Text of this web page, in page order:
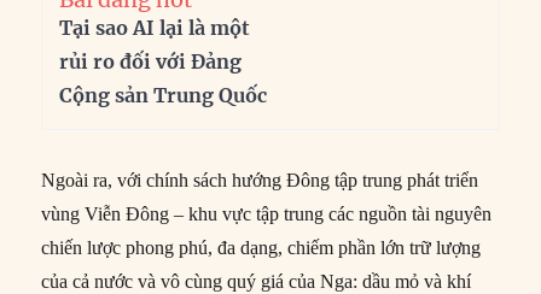
Tại sao AI lại là một
rủi ro đối với Đảng
Cộng sản Trung Quốc
Ngoài ra, với chính sách hướng Đông tập trung phát triển
vùng Viễn Đông – khu vực tập trung các nguồn tài nguyên
chiến lược phong phú, đa dạng, chiếm phần lớn trữ lượng
của cả nước và vô cùng quý giá của Nga: dầu mỏ và khí